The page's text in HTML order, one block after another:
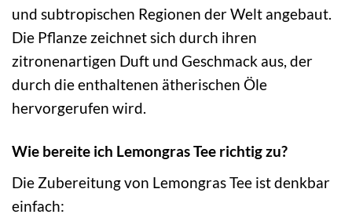
und subtropischen Regionen der Welt angebaut.
Die Pflanze zeichnet sich durch ihren
zitronenartigen Duft und Geschmack aus, der
durch die enthaltenen ätherischen Öle
hervorgerufen wird.
Wie bereite ich Lemongras Tee richtig zu?
Die Zubereitung von Lemongras Tee ist denkbar
einfach: